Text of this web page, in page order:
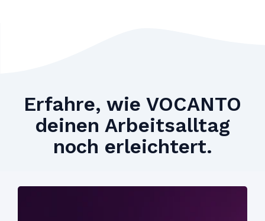
Erfahre, wie VOCANTO
deinen Arbeitsalltag
noch erleichtert.